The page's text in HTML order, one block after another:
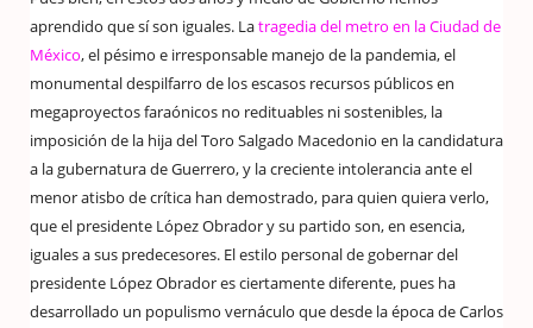
aprendido que sí son iguales. Latragedia del metro en la Ciudad de
México, el pésimo e irresponsable manejo de la pandemia, el
monumental despilfarro de los escasos recursos públicos en
megaproyectos faraónicos no redituables ni sostenibles, la
imposición de la hija del Toro Salgado Macedonio en la candidatura
a la gubernatura de Guerrero, y la creciente intolerancia ante el
menor atisbo de crítica han demostrado, para quien quiera verlo,
que el presidente López Obrador y su partido son, en esencia,
iguales a sus predecesores. El estilo personal de gobernar del
presidente López Obrador es ciertamente diferente, pues ha
desarrollado un populismo vernáculo que desde la época de Carlos